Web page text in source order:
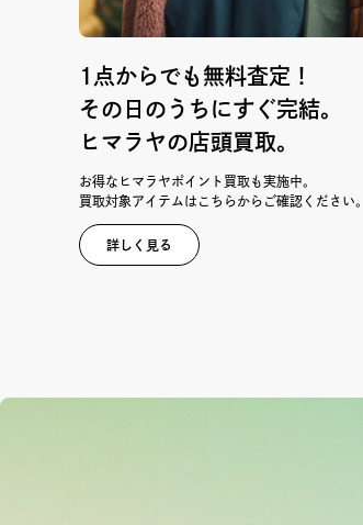
1点からでも無料査定！
その日のうちにすぐ完結。
ヒマラヤの店頭買取。
お得なヒマラヤポイント買取も実施中。
買取対象アイテムはこちらからご確認ください。
詳しく見る